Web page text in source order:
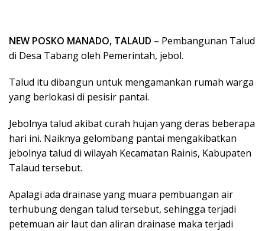
NEW POSKO MANADO, TALAUD – Pembangunan Talud
di Desa Tabang oleh Pemerintah, jebol.
Talud itu dibangun untuk mengamankan rumah warga
yang berlokasi di pesisir pantai.
Jebolnya talud akibat curah hujan yang deras beberapa
hari ini. Naiknya gelombang pantai mengakibatkan
jebolnya talud di wilayah Kecamatan Rainis, Kabupaten
Talaud tersebut.
Apalagi ada drainase yang muara pembuangan air
terhubung dengan talud tersebut, sehingga terjadi
petemuan air laut dan aliran drainase maka terjadi